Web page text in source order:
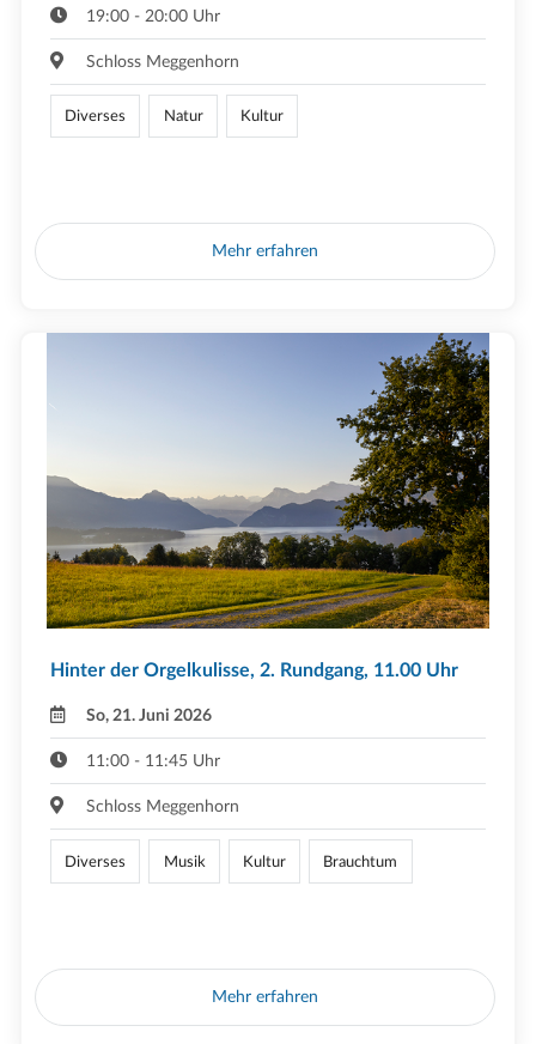
19:00 - 20:00 Uhr
Schloss Meggenhorn
Diverses Natur Kultur
Mehr erfahren
Hinter der Orgelkulisse, 2. Rundgang, 11.00 Uhr
So, 21. Juni 2026
11:00 - 11:45 Uhr
Schloss Meggenhorn
Diverses Musik Kultur Brauchtum
Mehr erfahren